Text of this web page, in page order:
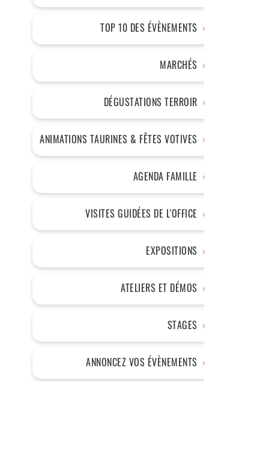
TOP 10 DES ÉVÈNEMENTS
MARCHÉS
DÉGUSTATIONS TERROIR
ANIMATIONS TAURINES & FÊTES VOTIVES
AGENDA FAMILLE
VISITES GUIDÉES DE L'OFFICE
EXPOSITIONS
ATELIERS ET DÉMOS
STAGES
ANNONCEZ VOS ÉVÈNEMENTS